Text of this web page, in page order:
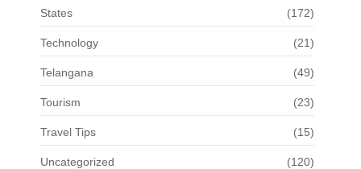
States (172)
Technology (21)
Telangana (49)
Tourism (23)
Travel Tips (15)
Uncategorized (120)